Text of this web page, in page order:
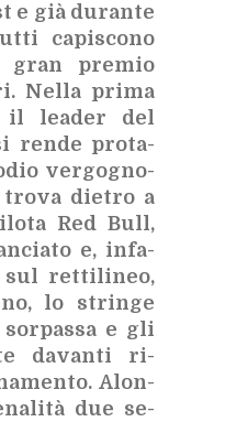
e già du­ran­te
ca­pi­sco­no
gran pre­mio
Nel­la pri­ma
il lea­der del
ren­de pro­ta­
ver­go­gno­
tro­va die­tro a
Red Bull,
e, in­fa­
sul ret­ti­li­neo,
lo strin­ge
e gli
da­van­ti ri­
Alon­
due se­